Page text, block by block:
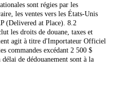
sont régies par les
les ventes vers les États-Unis
(Delivered at Place). 8.2
les droits de douane, taxes et
agit à titre d'Importateur Officiel
commandes excédant 2 500 $
de dédouanement sont à la